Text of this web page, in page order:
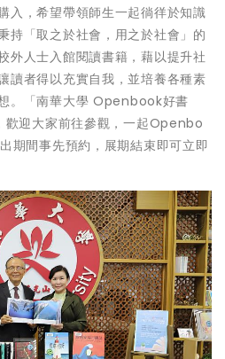
入，希望帶領師生一起徜徉於知識
持「取之於社會，用之於社會」的
外人士入館閱讀書籍，藉以提升社
讀者得以充實自我，並培養各種素
。「南華大學 Openbook好書
歡迎大家前往參觀，一起Openbo
期間事先預約，展期結束即可立即